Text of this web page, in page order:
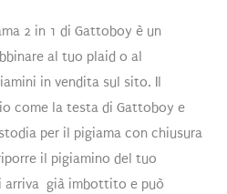
2 in 1 di Gattoboy è un
al tuo plaid o al
in vendita sul sito. Il
come la testa di Gattoboy e
per il pigiama con chiusura
il pigiamino del tuo
arriva già imbottito e può